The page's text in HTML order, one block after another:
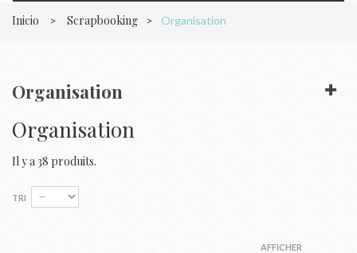
Inicio > Scrapbooking > Organisation
Organisation
Organisation
Il y a 38 produits.
TRI
AFFICHER